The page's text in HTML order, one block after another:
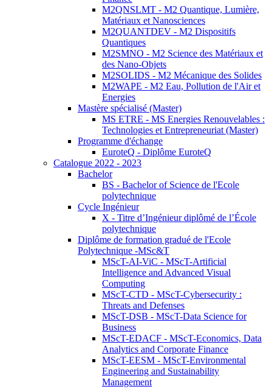
M2QNSLMT - M2 Quantique, Lumière,
Matériaux et Nanosciences
M2QUANTDEV - M2 Dispositifs
Quantiques
M2SMNO - M2 Science des Matériaux et
des Nano-Objets
M2SOLIDS - M2 Mécanique des Solides
M2WAPE - M2 Eau, Pollution de l'Air et
Energies
Mastère spécialisé (Master)
MS ETRE - MS Energies Renouvelables :
Technologies et Entrepreneuriat (Master)
Programme d'échange
EuroteQ - Diplôme EuroteQ
Catalogue 2022 - 2023
Bachelor
BS - Bachelor of Science de l'Ecole
polytechnique
Cycle Ingénieur
X - Titre d’Ingénieur diplômé de l’École
polytechnique
Diplôme de formation gradué de l'Ecole
Polytechnique -MSc&T
MScT-AI-ViC - MScT-Artificial
Intelligence and Advanced Visual
Computing
MScT-CTD - MScT-Cybersecurity :
Threats and Defenses
MScT-DSB - MScT-Data Science for
Business
MScT-EDACF - MScT-Economics, Data
Analytics and Corporate Finance
MScT-EESM - MScT-Environmental
Engineering and Sustainability
Management